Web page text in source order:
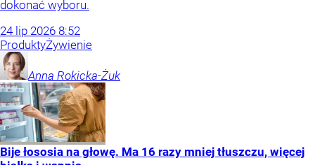
dokonać wyboru.
24 lip 2026 8:52
ProduktyŻywienie
Anna Rokicka-Żuk
Bije łososia na głowę. Ma 16 razy mniej tłuszczu, więcej